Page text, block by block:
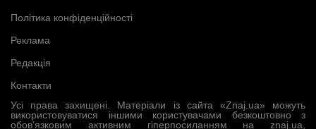
Усі права захищені. Матеріали із сайта «Znaj.ua» можуть
використовуватися іншими користувачами безкоштовно з
обов’язковим активним гіперпосиланням на znaj.ua,
Політика конфіденційності
Реклама
Редакція
Контакти